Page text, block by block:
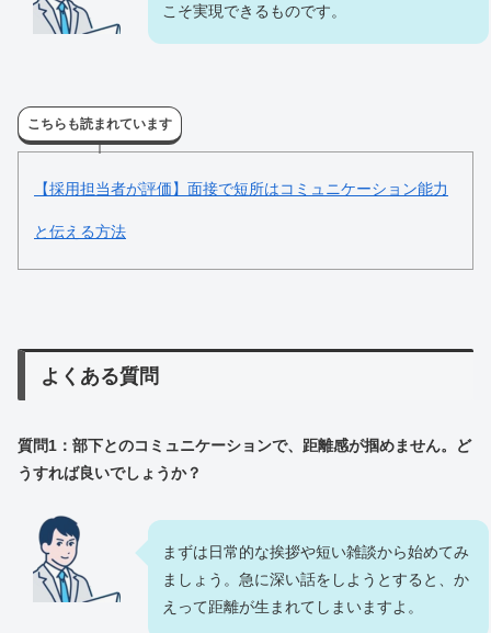
こそ実現できるものです。
こちらも読まれています
【採用担当者が評価】面接で短所はコミュニケーション能力
と伝える方法
よくある質問
質問1：部下とのコミュニケーションで、距離感が掴めません。ど
うすれば良いでしょうか？
まずは日常的な挨拶や短い雑談から始めてみ
ましょう。急に深い話をしようとすると、か
えって距離が生まれてしまいますよ。